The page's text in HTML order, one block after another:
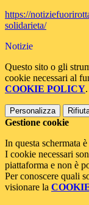
https://
solidarieta/
Notizie
Questo sito o gli
cookie necessari al
COOKIE POLICY.
Personalizza
Gestione cookie
In questa schermata
I cookie necessari
piattaforma e non è
Per conoscere quali
visionare la